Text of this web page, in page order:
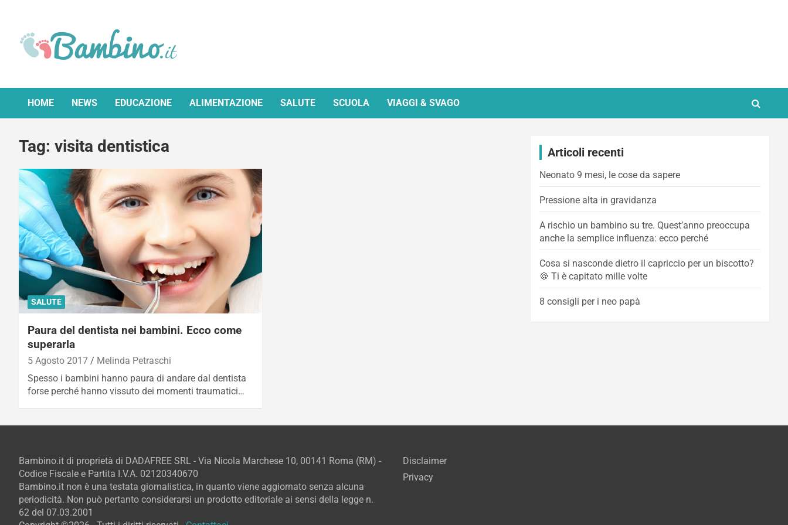
content
Bambino.it
HOME NEWS EDUCAZIONE ALIMENTAZIONE SALUTE SCUOLA VIAGGI & SVAGO
Tag: visita dentistica
SALUTE
Paura del dentista nei bambini. Ecco come
superarla
5 Agosto 2017
Melinda Petraschi
Spesso i bambini hanno paura di andare dal dentista
forse perché hanno vissuto dei momenti traumatici…
Articoli recenti
Neonato 9 mesi, le cose da sapere
Pressione alta in gravidanza
A rischio un bambino su tre. Quest’anno preoccupa
anche la semplice influenza: ecco perché
Cosa si nasconde dietro il capriccio per un biscotto?
🍪 Ti è capitato mille volte
8 consigli per i neo papà
Bambino.it di proprietà di DADAFREE SRL - Via Nicola Marchese 10, 00141 Roma (RM) -
Codice Fiscale e Partita I.V.A. 02120340670
Bambino.it non è una testata giornalistica, in quanto viene aggiornato senza alcuna
periodicità. Non può pertanto considerarsi un prodotto editoriale ai sensi della legge n.
62 del 07.03.2001
Disclaimer
Privacy